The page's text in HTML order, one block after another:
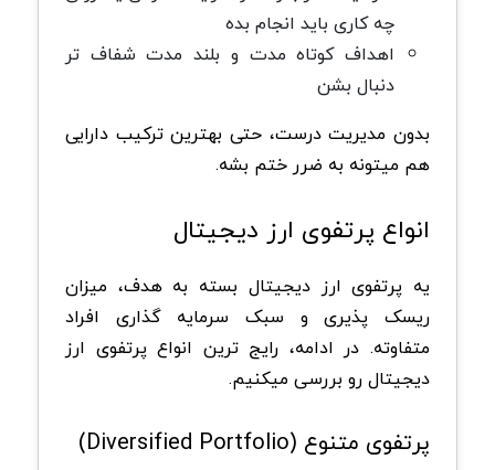
چه کاری باید انجام بده
اهداف کوتاه مدت و بلند مدت شفاف تر
دنبال بشن
بدون مدیریت درست، حتی بهترین ترکیب دارایی
هم میتونه به ضرر ختم بشه.
انواع پرتفوی ارز دیجیتال
یه پرتفوی ارز دیجیتال بسته به هدف، میزان
ریسک پذیری و سبک سرمایه گذاری افراد
متفاوته. در ادامه، رایج ترین انواع پرتفوی ارز
دیجیتال رو بررسی میکنیم.
پرتفوی متنوع (Diversified Portfolio)